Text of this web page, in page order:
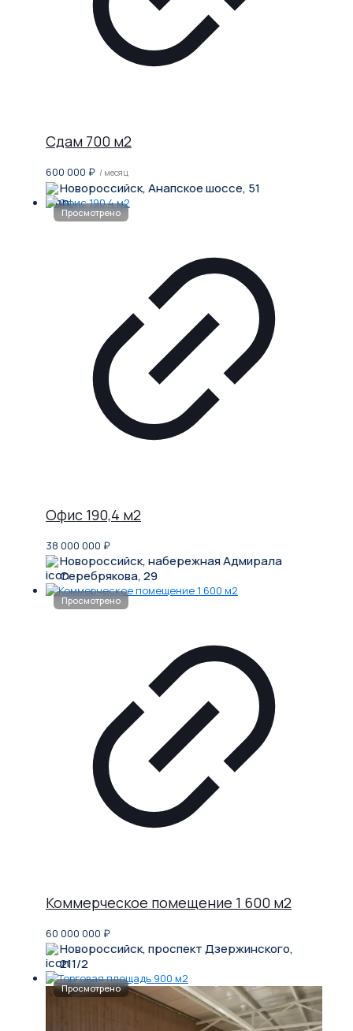
Сдам 700 м2
600 000 ₽ / месяц
Новороссийск, Анапское шоссе, 51
Офис 190,4 м2
38 000 000 ₽
Новороссийск, набережная Адмирала
Серебрякова, 29
Коммерческое помещение 1 600 м2
60 000 000 ₽
Новороссийск, проспект Дзержинского,
211/2